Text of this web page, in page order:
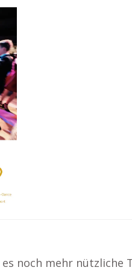
noch mehr nützliche